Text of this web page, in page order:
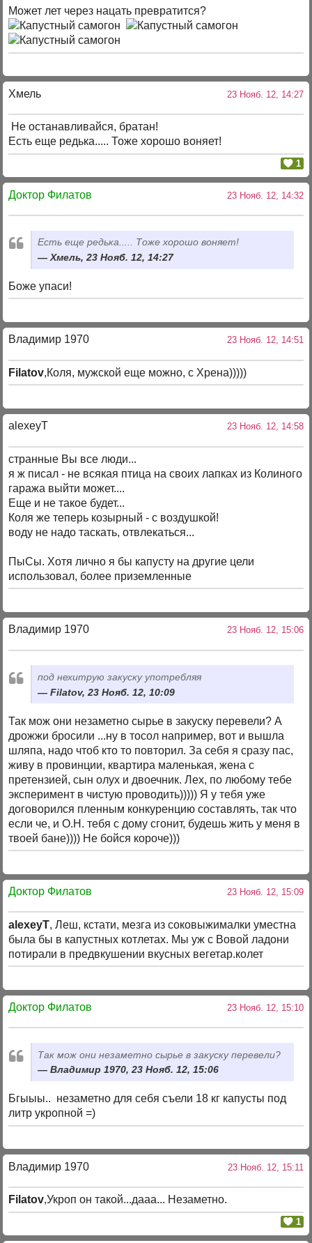
Может лет через нацать превратится?
Хмель 23 Нояб. 12, 14:27
Не останавливайся, братан!
Есть еще редька..... Тоже хорошо воняет!
1
Доктор Филатов 23 Нояб. 12, 14:32
Есть еще редька..... Тоже хорошо воняет!
Хмель, 23 Нояб. 12, 14:27
Боже упаси!
Владимир 1970 23 Нояб. 12, 14:51
Filatov,Коля, мужской еще можно, с Хрена)))))
alexeyT 23 Нояб. 12, 14:58
странные Вы все люди...
я ж писал - не всякая птица на своих лапках из Колиного
гаража выйти может....
Еще и не такое будет...
Коля же теперь козырный - с воздушкой!
воду не надо таскать, отвлекаться...
ПыСы. Хотя лично я бы капусту на другие цели
использовал, более приземленные
Владимир 1970 23 Нояб. 12, 15:06
под нехитрую закуску употребляя
Filatov, 23 Нояб. 12, 10:09
Так мож они незаметно сырье в закуску перевели? А
дрожжи бросили ...ну в тосол например, вот и вышла
шляпа, надо чтоб кто то повторил. За себя я сразу пас,
живу в провинции, квартира маленькая, жена с
претензией, сын олух и двоечник. Лех, по любому тебе
эксперимент в чистую проводить))))) Я у тебя уже
договорился пленным конкуренцию составлять, так что
если че, и О.Н. тебя с дому сгонит, будешь жить у меня в
твоей бане)))) Не бойся короче)))
Доктор Филатов 23 Нояб. 12, 15:09
alexeyT, Леш, кстати, мезга из соковыжималки уместна
была бы в капустных котлетах. Мы уж с Вовой ладони
потирали в предвкушении вкусных вегетар.колет
Доктор Филатов 23 Нояб. 12, 15:10
Так мож они незаметно сырье в закуску перевели?
Владимир 1970, 23 Нояб. 12, 15:06
Бгыыы.. незаметно для себя съели 18 кг капусты под
литр укропной =)
Владимир 1970 23 Нояб. 12, 15:11
Filatov,Укроп он такой...дааа... Незаметно.
1